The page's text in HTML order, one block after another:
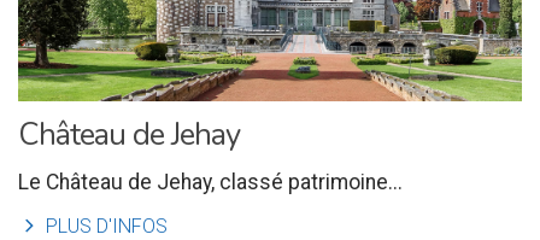
Château de Jehay
Le Château de Jehay, classé patrimoine...
l PLUS D'INFOS